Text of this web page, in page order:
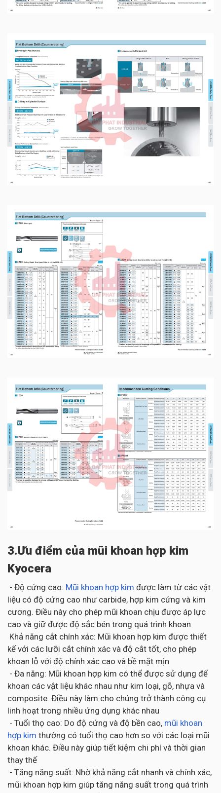
3.Ưu điểm của mũi khoan hợp kim
Kyocera
- Độ cứng cao: Mũi khoan hợp kim được làm từ các vật
liệu có độ cứng cao như carbide, hợp kim cứng và kim
cương. Điều này cho phép mũi khoan chịu được áp lực
cao và giữ được độ sắc bén trong quá trình khoan
Khả năng cắt chính xác: Mũi khoan hợp kim được thiết
kế với các lưỡi cắt chính xác và độ cắt tốt, cho phép
khoan lỗ với độ chính xác cao và bề mặt mịn
- Đa năng: Mũi khoan hợp kim có thể được sử dụng để
khoan các vật liệu khác nhau như kim loại, gỗ, nhựa và
composite. Điều này làm cho chúng trở thành công cụ
linh hoạt trong nhiều ứng dụng khác nhau
- Tuổi thọ cao: Do độ cứng và độ bền cao, mũi khoan
hợp kim thường có tuổi thọ cao hơn so với các loại mũi
khoan khác. Điều này giúp tiết kiệm chi phí và thời gian
thay thế
- Tăng năng suất: Nhờ khả năng cắt nhanh và chính xác,
mũi khoan hợp kim giúp tăng năng suất trong quá trình